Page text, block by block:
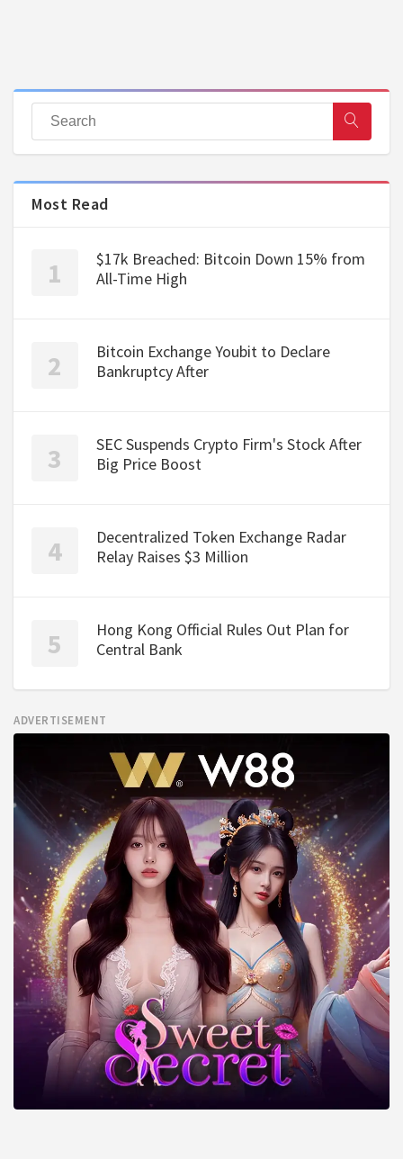
Most Read
$17k Breached: Bitcoin Down 15% from
All-Time High
Bitcoin Exchange Youbit to Declare
Bankruptcy After
SEC Suspends Crypto Firm's Stock After
Big Price Boost
Decentralized Token Exchange Radar
Relay Raises $3 Million
Hong Kong Official Rules Out Plan for
Central Bank
ADVERTISEMENT